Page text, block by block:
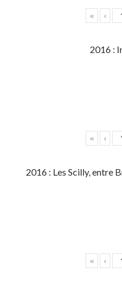
« ‹
2016 :
« ‹
2016 : Les Scilly, entre
« ‹